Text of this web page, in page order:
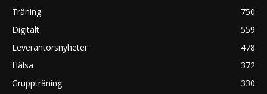
Träning
750
Digitalt
559
Leverantörsnyheter
478
Hälsa
372
Gruppträning
330